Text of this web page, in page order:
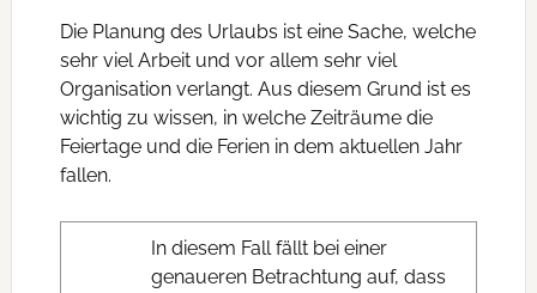
Die Planung des Urlaubs ist eine Sache, welche
sehr viel Arbeit und vor allem sehr viel
Organisation verlangt. Aus diesem Grund ist es
wichtig zu wissen, in welche Zeiträume die
Feiertage und die Ferien in dem aktuellen Jahr
fallen.
In diesem Fall fällt bei einer
genaueren Betrachtung auf, dass